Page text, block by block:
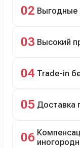
подержанные
02 Выгодные
рассрочка 0%
03 Высокий
04 Trade-in
05 Доставка
06